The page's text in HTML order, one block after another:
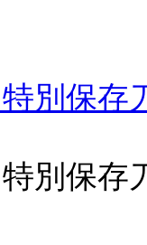
別保存
別保存